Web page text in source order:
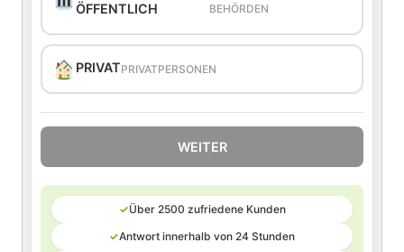
ÖFFENTLICH
BEHÖRDEN
PRIVATPRIVATPERSONEN
WEITER
✓Über 2500 zufriedene Kunden
✓Antwort innerhalb von 24 Stunden